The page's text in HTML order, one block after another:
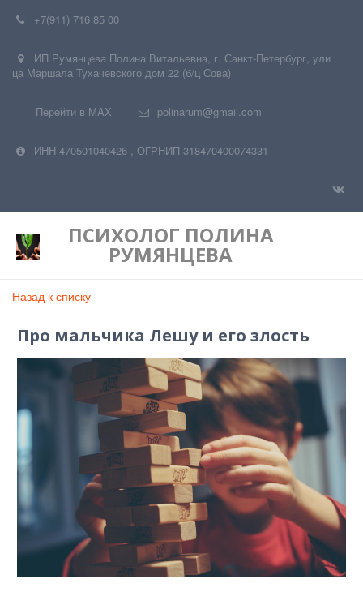
+7(911) 716 85 00
ИП Румянцева Полина Витальевна, г. Санкт-Петербург, ули
ца Маршала Тухачевского дом 22 (б/ц Сова)
Перейти в MAX polinarum@gmail.com
ИНН 470501040426 , ОГРНИП 318470400074331
ПСИХОЛОГ ПОЛИНА
РУМЯНЦЕВА
Назад к списку
Про мальчика Лешу и его злость